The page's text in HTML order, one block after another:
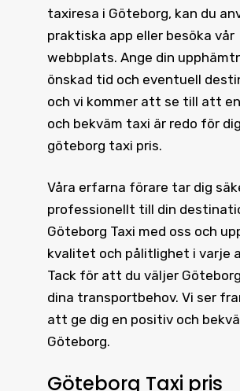
taxiresa i Göteborg, kan du
praktiska app eller besöka vår
webbplats. Ange din
önskad tid och eventuell
och vi kommer att se till att
och bekväm taxi är redo för
göteborg taxi pris.
Våra erfarna förare tar dig
professionellt till din
Göteborg Taxi med oss och
kvalitet och pålitlighet i varje
Tack för att du väljer
dina transportbehov. Vi ser
att ge dig en positiv och
Göteborg.
Göteborg Taxi pris